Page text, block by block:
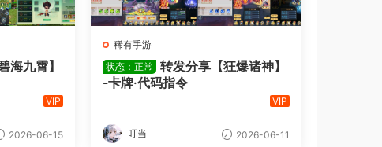
海九霄】
VIP
2026-06-15
稀有手游
状态：正常
转发分享【狂爆诸神】
-卡牌·代码指令
VIP
叮当 2026-06-11